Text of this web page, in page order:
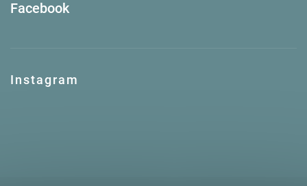
Facebook
Instagram